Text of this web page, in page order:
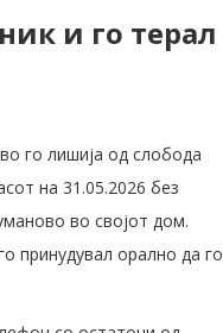
и го терал
го лишија од слобода
на 31.05.2026 без
во својот дом.
принудувал орално да го